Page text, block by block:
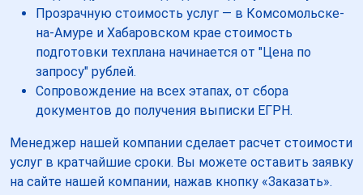
Прозрачную стоимость услуг — в Комсомольске-
на-Амуре и Хабаровском крае стоимость
подготовки техплана начинается от "Цена по
запросу" рублей.
Сопровождение на всех этапах, от сбора
документов до получения выписки ЕГРН.
Менеджер нашей компании сделает расчет стоимости
услуг в кратчайшие сроки. Вы можете оставить заявку
на сайте нашей компании, нажав кнопку «Заказать».